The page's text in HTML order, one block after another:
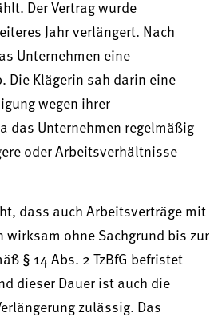
Der Vertrag wurde
Jahr verlängert. Nach
Unternehmen eine
Die Klägerin sah darin eine
wegen ihrer
das Unternehmen regelmäßig
oder Arbeitsverhältnisse
dass auch Arbeitsverträge mit
ohne Sachgrund bis zur
§ 14 Abs. 2 TzBfG befristet
dieser Dauer ist auch die
zulässig. Das